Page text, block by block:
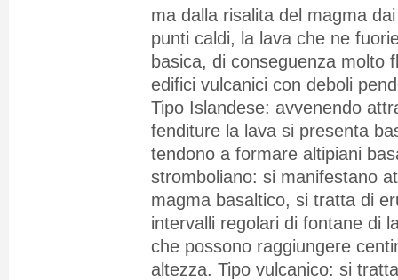
ma dalla risalita del magma
punti caldi, la lava che ne
basica, di conseguenza molto
edifici vulcanici con deboli
Tipo Islandese: avvenendo
fenditure la lava si presenta
tendono a formare altipiani
stromboliano: si manifestano
magma basaltico, si tratta di
intervalli regolari di fontane di
che possono raggiungere
altezza. Tipo vulcanico: si